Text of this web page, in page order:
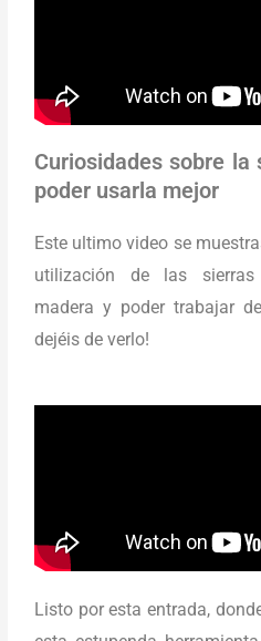
Curiosidades sobre la
poder usarla mejor
Este ultimo video se
utilización de las
madera y poder trabajar
dejéis de verlo!
Listo por esta entrada,